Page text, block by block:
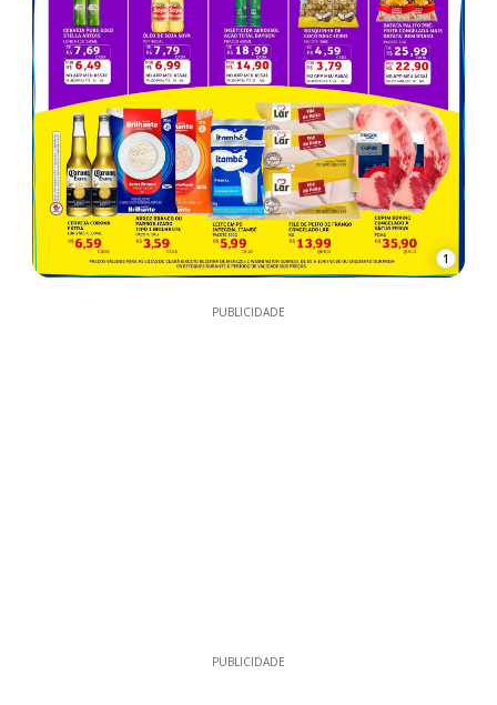
1
PUBLICIDADE
PUBLICIDADE